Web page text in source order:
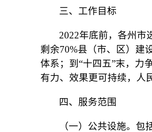
三、工作目标
2022年底前，各州市
剩余70%县（市、区）建
体系；到“十四五”末，力
有力、效果更可持续，人
四、服务范围
（一）公共设施。